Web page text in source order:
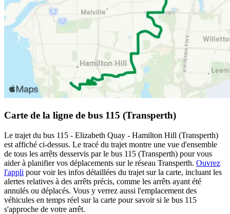
Carte de la ligne de bus 115 (Transperth)
Le trajet du bus 115 - Elizabeth Quay - Hamilton Hill (Transperth)
est affiché ci-dessus. Le tracé du trajet montre une vue d'ensemble
de tous les arrêts desservis par le bus 115 (Transperth) pour vous
aider à planifier vos déplacements sur le réseau Transperth. Ouvrez
l'appli pour voir les infos détaillées du trajet sur la carte, incluant les
alertes relatives à des arrêts précis, comme les arrêts ayant été
annulés ou déplacés. Vous y verrez aussi l'emplacement des
véhicules en temps réel sur la carte pour savoir si le bus 115
s'approche de votre arrêt.